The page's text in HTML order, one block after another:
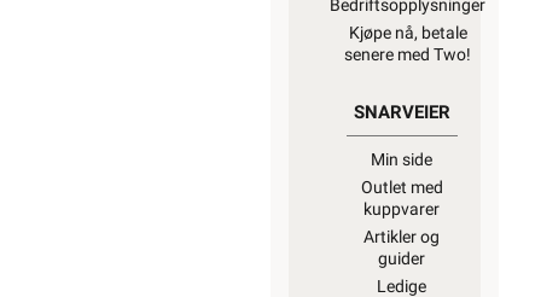
Bedriftsopplysninger
Kjøpe nå, betale
senere med Two!
SNARVEIER
Min side
Outlet med
kuppvarer
Artikler og
guider
Ledige